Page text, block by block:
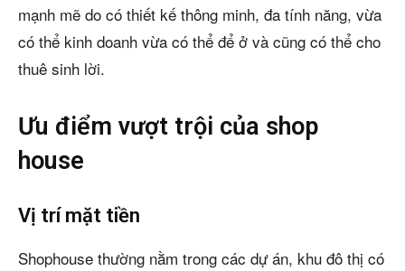
mạnh mẽ do có thiết kế thông minh, đa tính năng, vừa
có thể kinh doanh vừa có thể để ở và cũng có thể cho
thuê sinh lời.
Ưu điểm vượt trội của shop
house
Vị trí mặt tiền
Shophouse thường nằm trong các dự án, khu đô thị có